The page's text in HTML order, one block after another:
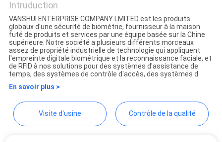
DEMANDEZ
UN
DEVIS
PLAN
SITE
VANSHUI ENTERPRISE
COMPANY LIMITED
Intruduction
VANSHUI ENTERPRISE COMPANY LMITED est les produits
globaux d'une sécurité de biométrie, fournisseur à la maison
futé de produits et services par une équipe basée sur la Chine
supérieure. Notre société a plusieurs différents morceaux
assez de propriété industrielle de technologie qui appliquent
l'empreinte digitale biométrique et la reconnaissance faciale, et
de RFID à nos solutions pour des systèmes d'assistance de
temps, des systèmes de contrôle d'accès, des systèmes d
En savoir plus >
Visite d'usine Contrôle de la qualité